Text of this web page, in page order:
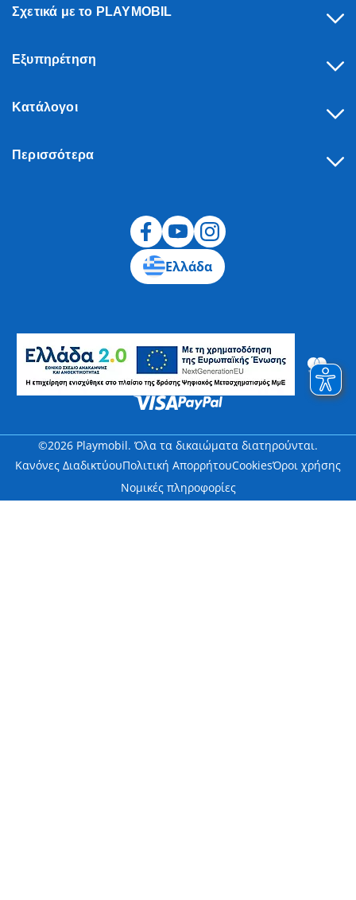
Σχετικά με το PLAYMOBIL
Εξυπηρέτηση
Κατάλογοι
Περισσότερα
Ελλάδα
©2026 Playmobil. Όλα τα δικαιώματα διατηρούνται.
Κανόνες ΔιαδικτύουΠολιτική ΑπορρήτουCookiesΌροι χρήσης
Νομικές πληροφορίες